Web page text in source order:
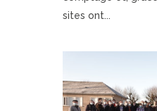
sites ont...